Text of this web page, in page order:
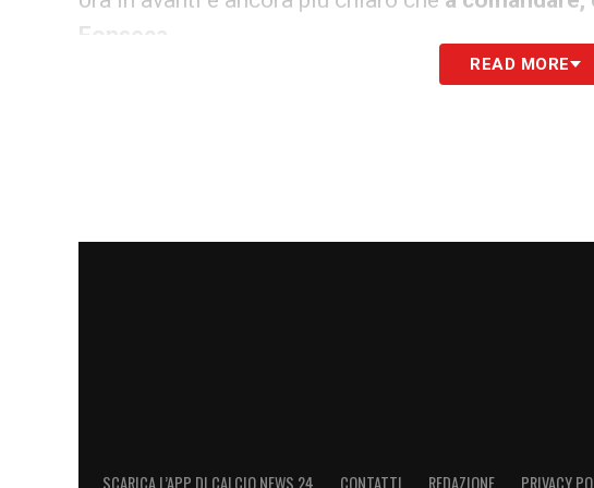
Fonseca.
READ MORE
SCARICA L’APP DI CALCIO NEWS 24 CONTATTI REDAZIONE PRIVACY